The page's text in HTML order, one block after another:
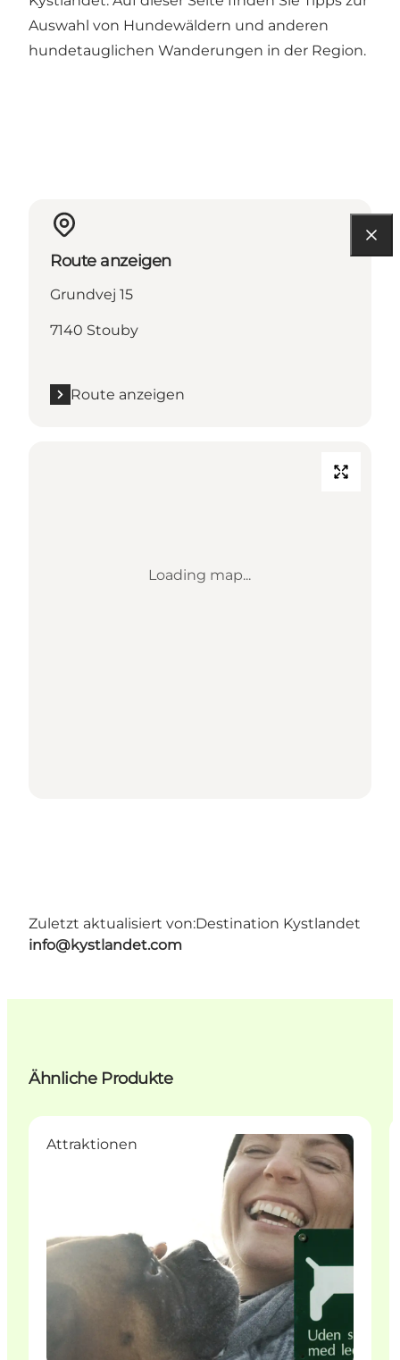
Auswahl von Hundewäldern und anderen
hundetauglichen Wanderungen in der Region.
Route anzeigen
Grundvej 15
7140 Stouby
Route anzeigen
Loading map...
Zuletzt aktualisiert von:Destination Kystlandet
info@kystlandet.com
Ähnliche Produkte
Attraktionen